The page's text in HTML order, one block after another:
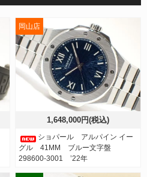
1,648,000円(税込)
ショパール アルパイン イー
グル 41MM ブルー文字盤
298600-3001 ’22年
岡山店